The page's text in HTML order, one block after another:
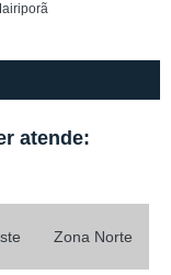
atende:
Zona Norte